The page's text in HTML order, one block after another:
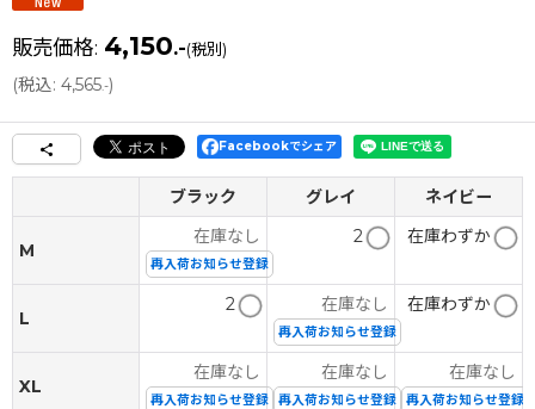
販売価格: 4,150.-(税別)
(税込: 4,565.-)
Facebookでシェア
ブラック グレイ ネイビー
M
在庫なし
再入荷お知らせ登録
2 在庫わずか
L
2 在庫なし
再入荷お知らせ登録
在庫わずか
XL
在庫なし
再入荷お知らせ登録
在庫なし
再入荷お知らせ登録
在庫なし
再入荷お知らせ登録